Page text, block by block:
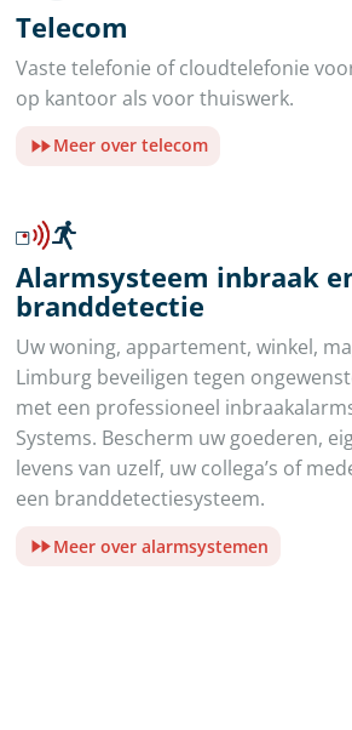
Telecom
Vaste telefonie of cloudtelefonie
op kantoor als voor thuiswerk.
Meer over telecom
Alarmsysteem inbraak
branddetectie
Uw woning, appartement, winkel,
Limburg beveiligen tegen
met een professioneel
Systems. Bescherm uw goederen,
levens van uzelf, uw collega’s of
een branddetectiesysteem.
Meer over alarmsystemen